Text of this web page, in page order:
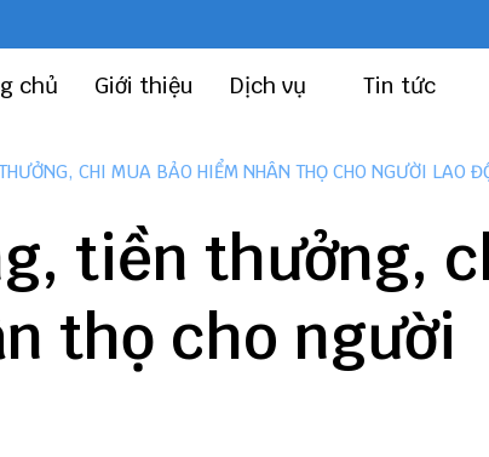
chủ Giới thiệu Dịch vụ Tin tức
CHI MUA BẢO HIỂM NHÂN THỌ CHO NGƯỜI LAO
tiền thưởng,
thọ cho người